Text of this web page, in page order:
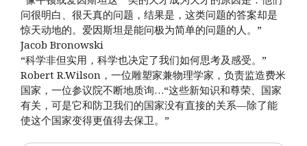
问很明白、很天真的问题，结果是，这类问题的答案却是
惊天动地的。爱因斯坦是能问极为简单的问题的人。”
Jacob Bronowski
“科学非但实用，科学也决定了我们如何思考及感受。”
Robert R.Wilson，一位雕塑家兼物理学家，负责监造费米
国家，一位参议院不断地质询…“这些新知识和尊荣、国家
有关，可是它和防卫我们的国家没有直接的关系—除了能
使这个国家变得更值得去保卫。”